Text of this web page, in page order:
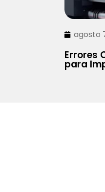
agosto
Errores
para